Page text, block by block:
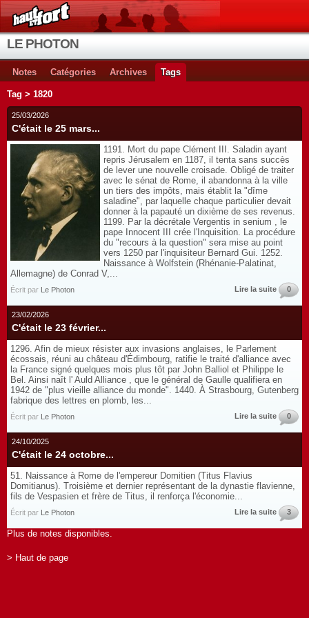
LE PHOTON
Notes Catégories Archives Tags
Tag > 1820
25/03/2026
C'était le 25 mars...
1191. Mort du pape Clément III. Saladin ayant
repris Jérusalem en 1187, il tenta sans succès
de lever une nouvelle croisade. Obligé de traiter
avec le sénat de Rome, il abandonna à la ville
un tiers des impôts, mais établit la "dîme
saladine", par laquelle chaque particulier devait
donner à la papauté un dixième de ses revenus.
1199. Par la décrétale Vergentis in senium , le
pape Innocent III crée l'Inquisition. La procédure
du "recours à la question" sera mise au point
vers 1250 par l'inquisiteur Bernard Gui. 1252.
Naissance à Wolfstein (Rhénanie-Palatinat,
Allemagne) de Conrad V,...
Écrit par Le Photon Lire la suite 0
23/02/2026
C'était le 23 février...
1296. Afin de mieux résister aux invasions anglaises, le Parlement
écossais, réuni au château d'Édimbourg, ratifie le traité d'alliance avec
la France signé quelques mois plus tôt par John Balliol et Philippe le
Bel. Ainsi naît l' Auld Alliance , que le général de Gaulle qualifiera en
1942 de "plus vieille alliance du monde". 1440. À Strasbourg, Gutenberg
fabrique des lettres en plomb, les...
Écrit par Le Photon Lire la suite 0
24/10/2025
C'était le 24 octobre...
51. Naissance à Rome de l'empereur Domitien (Titus Flavius
Domitianus). Troisième et dernier représentant de la dynastie flavienne,
fils de Vespasien et frère de Titus, il renforça l'économie...
Écrit par Le Photon Lire la suite 3
Plus de notes disponibles.
> Haut de page